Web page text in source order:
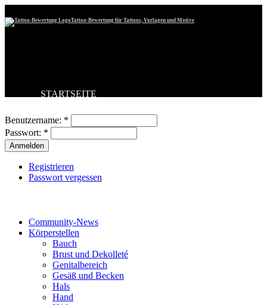
Tattoo-Bewertung für Tattoos, Vorlagen und Motive
STARTSEITE
BESTE TATTOOS
NEUESTE TATTOOS
KOMMENTARE
FORUM
Benutzername: *
Passwort: *
Registrieren
Passwort vergessen
Community-News
Körperstellen
Bauch
Brust und Dekolleté
Genitalbereich
Gesäß und Becken
Hals
Hand